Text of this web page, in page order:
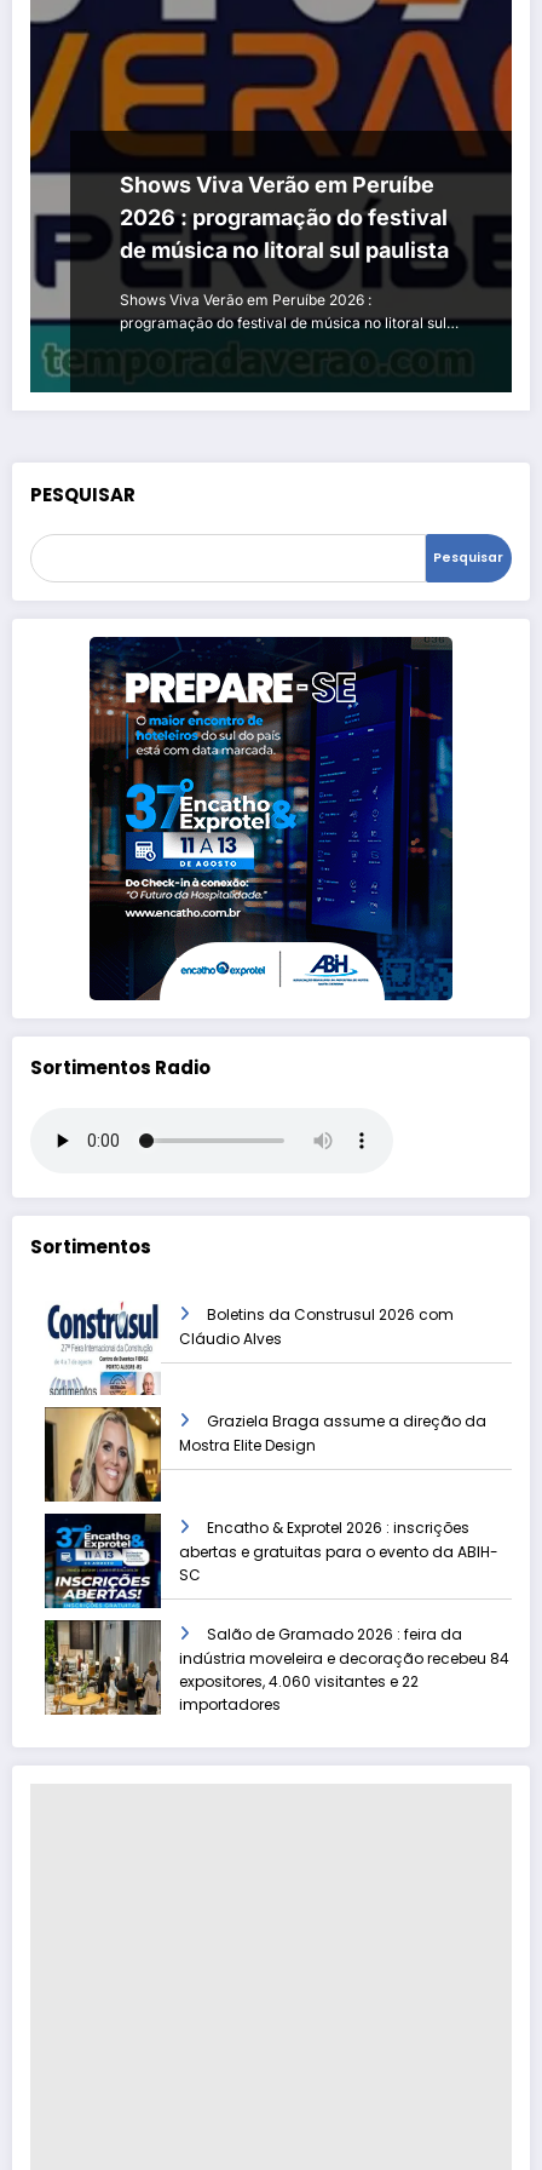
Shows Viva Verão em Peruíbe
2026 : programação do festival
de música no litoral sul paulista
Shows Viva Verão em Peruíbe 2026 :
programação do festival de música no litoral sul…
PESQUISAR
Pesquisar
Sortimentos Radio
Sortimentos
Boletins da Construsul 2026 com
Cláudio Alves
Graziela Braga assume a direção da
Mostra Elite Design
Encatho & Exprotel 2026 : inscrições
abertas e gratuitas para o evento da ABIH-
SC
Salão de Gramado 2026 : feira da
indústria moveleira e decoração recebeu 84
expositores, 4.060 visitantes e 22
importadores